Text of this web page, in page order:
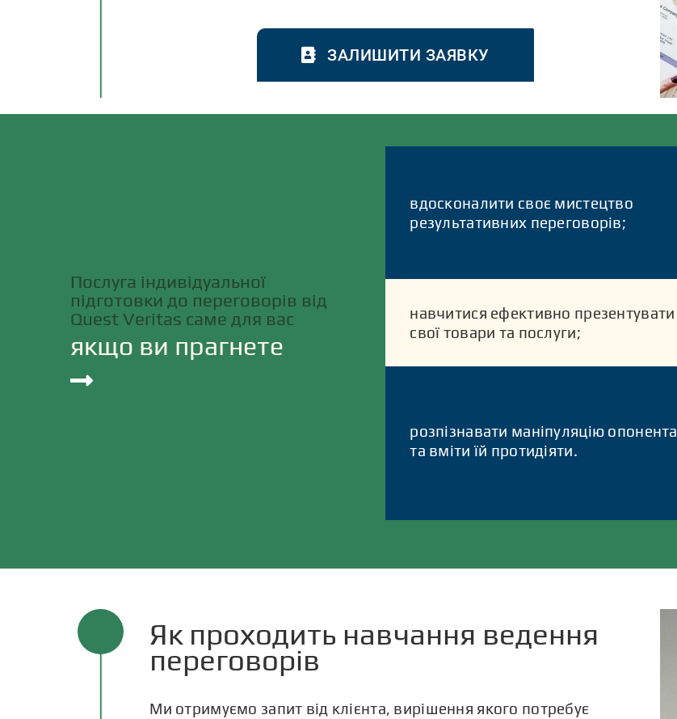
ЗАЛИШИТИ ЗАЯВКУ
Послуга індивідуальної
підготовки до переговорів від
Quest Veritas саме для вас
якщо ви прагнете
вдосконалити своє мистецтво
результативних переговорів;
навчитися ефективно презентувати
свої товари та послуги;
розпізнавати маніпуляцію опонента
та вміти їй протидіяти.
Як проходить навчання ведення
переговорів
Ми отримуємо запит від клієнта, вирішення якого потребує